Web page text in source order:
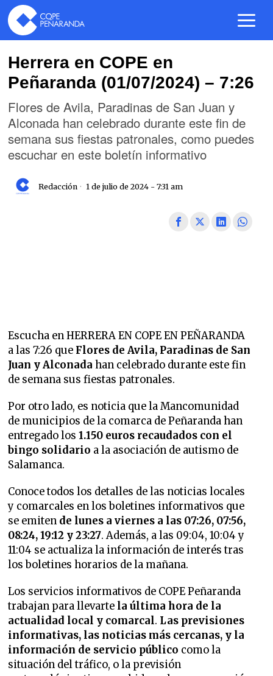
Herrera en COPE en
Peñaranda (01/07/2024) – 7:26
Flores de Avila, Paradinas de San Juan y
Alconada han celebrado durante este fin de
semana sus fiestas patronales, como puedes
escuchar en este boletín informativo
Redacción 1 de julio de 2024 - 7:31 am
Escucha en HERRERA EN COPE EN PEÑARANDA
a las 7:26 que Flores de Avila, Paradinas de San
Juan y Alconada han celebrado durante este fin
de semana sus fiestas patronales.
Por otro lado, es noticia que la Mancomunidad
de municipios de la comarca de Peñaranda han
entregado los1.150 euros recaudados con el
bingo solidario a la asociación de autismo de
Salamanca.
Conoce todos los detalles de las noticias locales
y comarcales en los boletines informativos que
se emiten de lunes a viernes a las 07:26, 07:56,
08:24, 19:12 y 23:27. Además, a las 09:04, 10:04 y
11:04 se actualiza la información de interés tras
los boletines horarios de la mañana.
Los servicios informativos de COPE Peñaranda
trabajan para llevarte la última hora de la
actualidad local y comarcal. Las previsiones
informativas, las noticias más cercanas, y la
información de servicio público como la
situación del tráfico, o la previsión